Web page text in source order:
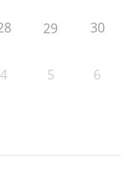
29 30
4 5 6